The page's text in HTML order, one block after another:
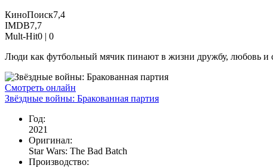
КиноПоиск7,4
IMDB7,7
Mult-Hit0 | 0
Люди как футбольный мячик пинают в жизни дружбу, любовь и
Смотреть онлайн
Звёздные войны: Бракованная партия
Год:
2021
Оригинал:
Star Wars: The Bad Batch
Производство: